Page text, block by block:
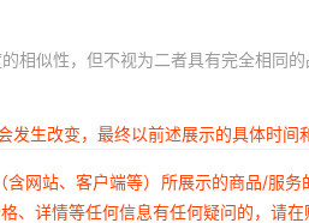
似性，但不视为二者具有完全相同的
生改变，最终以前述展示的具体时间
网站、客户端等）所展示的商品/服
详情等任何信息有任何疑问的，请